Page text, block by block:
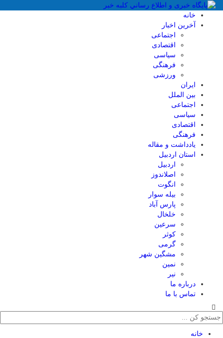
خانه
آخرین اخبار
اجتماعی
اقتصادی
سیاسی
فرهنگی
ورزشی
ایران
بین الملل
اجتماعی
سیاسی
اقتصادی
فرهنگی
یادداشت و مقاله
استان اردبیل
اردبیل
اصلاندوز
انگوت
بیله سوار
پارس آباد
خلخال
سرعین
کوثر
گرمی
مشگین شهر
نمین
نیر
درباره ما
تماس با ما
خانه